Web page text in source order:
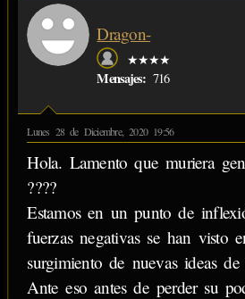
Dragon-
★★★★
Mensajes: 716
Lunes 28 de Diciembre, 2020 19:56
Hola. Lamento que muriera
????
Estamos en un punto de
fuerzas negativas se han visto
surgimiento de nuevas ideas
Ante eso antes de perder su